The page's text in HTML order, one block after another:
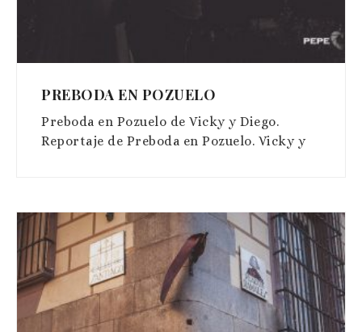
PREBODA EN POZUELO
Preboda en Pozuelo de Vicky y Diego.
Reportaje de Preboda en Pozuelo. Vicky y